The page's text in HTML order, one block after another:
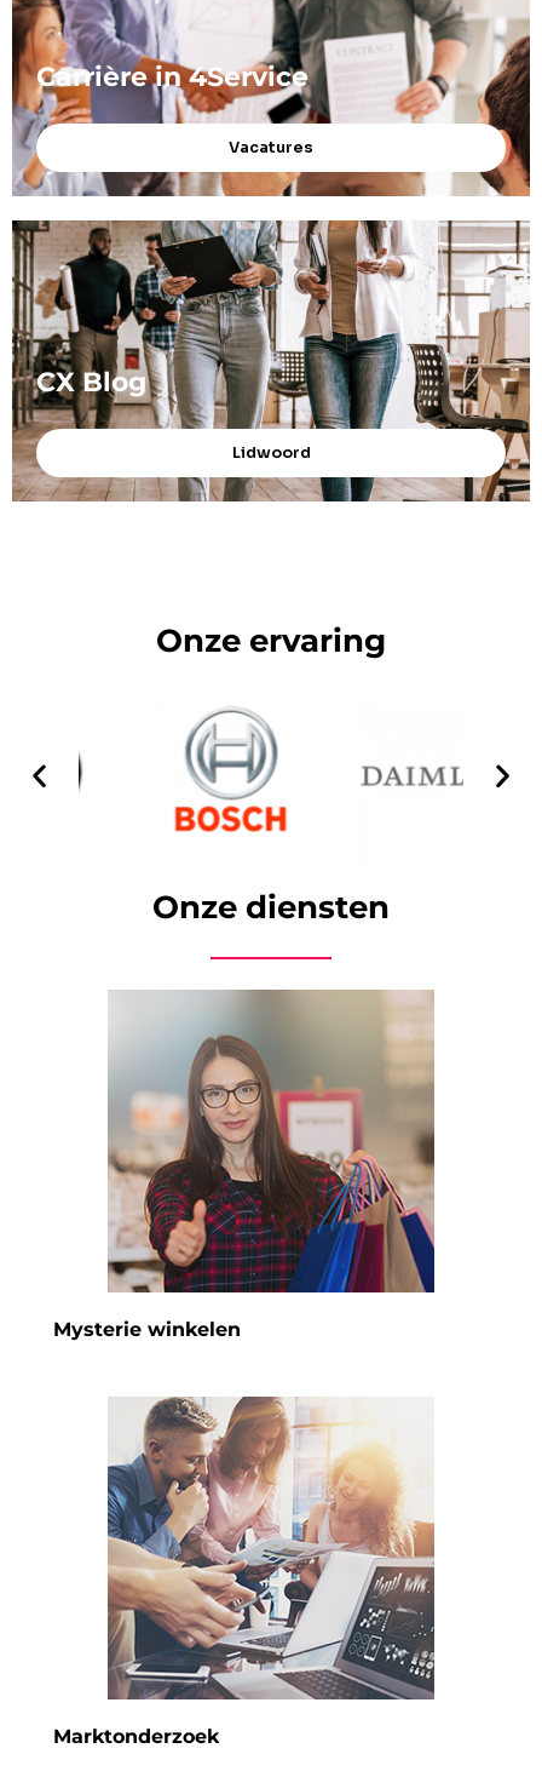
Carrière in 4Service
Vacatures
CX Blog
Lidwoord
Onze ervaring
Onze diensten
Mysterie winkelen
Marktonderzoek